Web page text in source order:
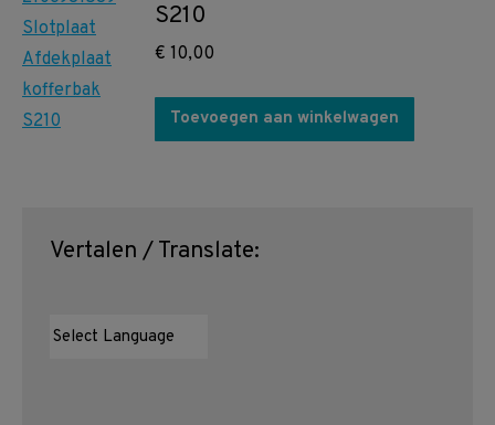
S210
€ 10,00
Toevoegen aan winkelwagen
Vertalen / Translate: